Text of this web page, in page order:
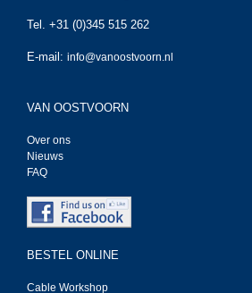
Tel. +31 (0)345 515 262
E-mail: info@vanoostvoorn.nl
VAN OOSTVOORN
Over ons
Nieuws
FAQ
BESTEL ONLINE
Cable Workshop